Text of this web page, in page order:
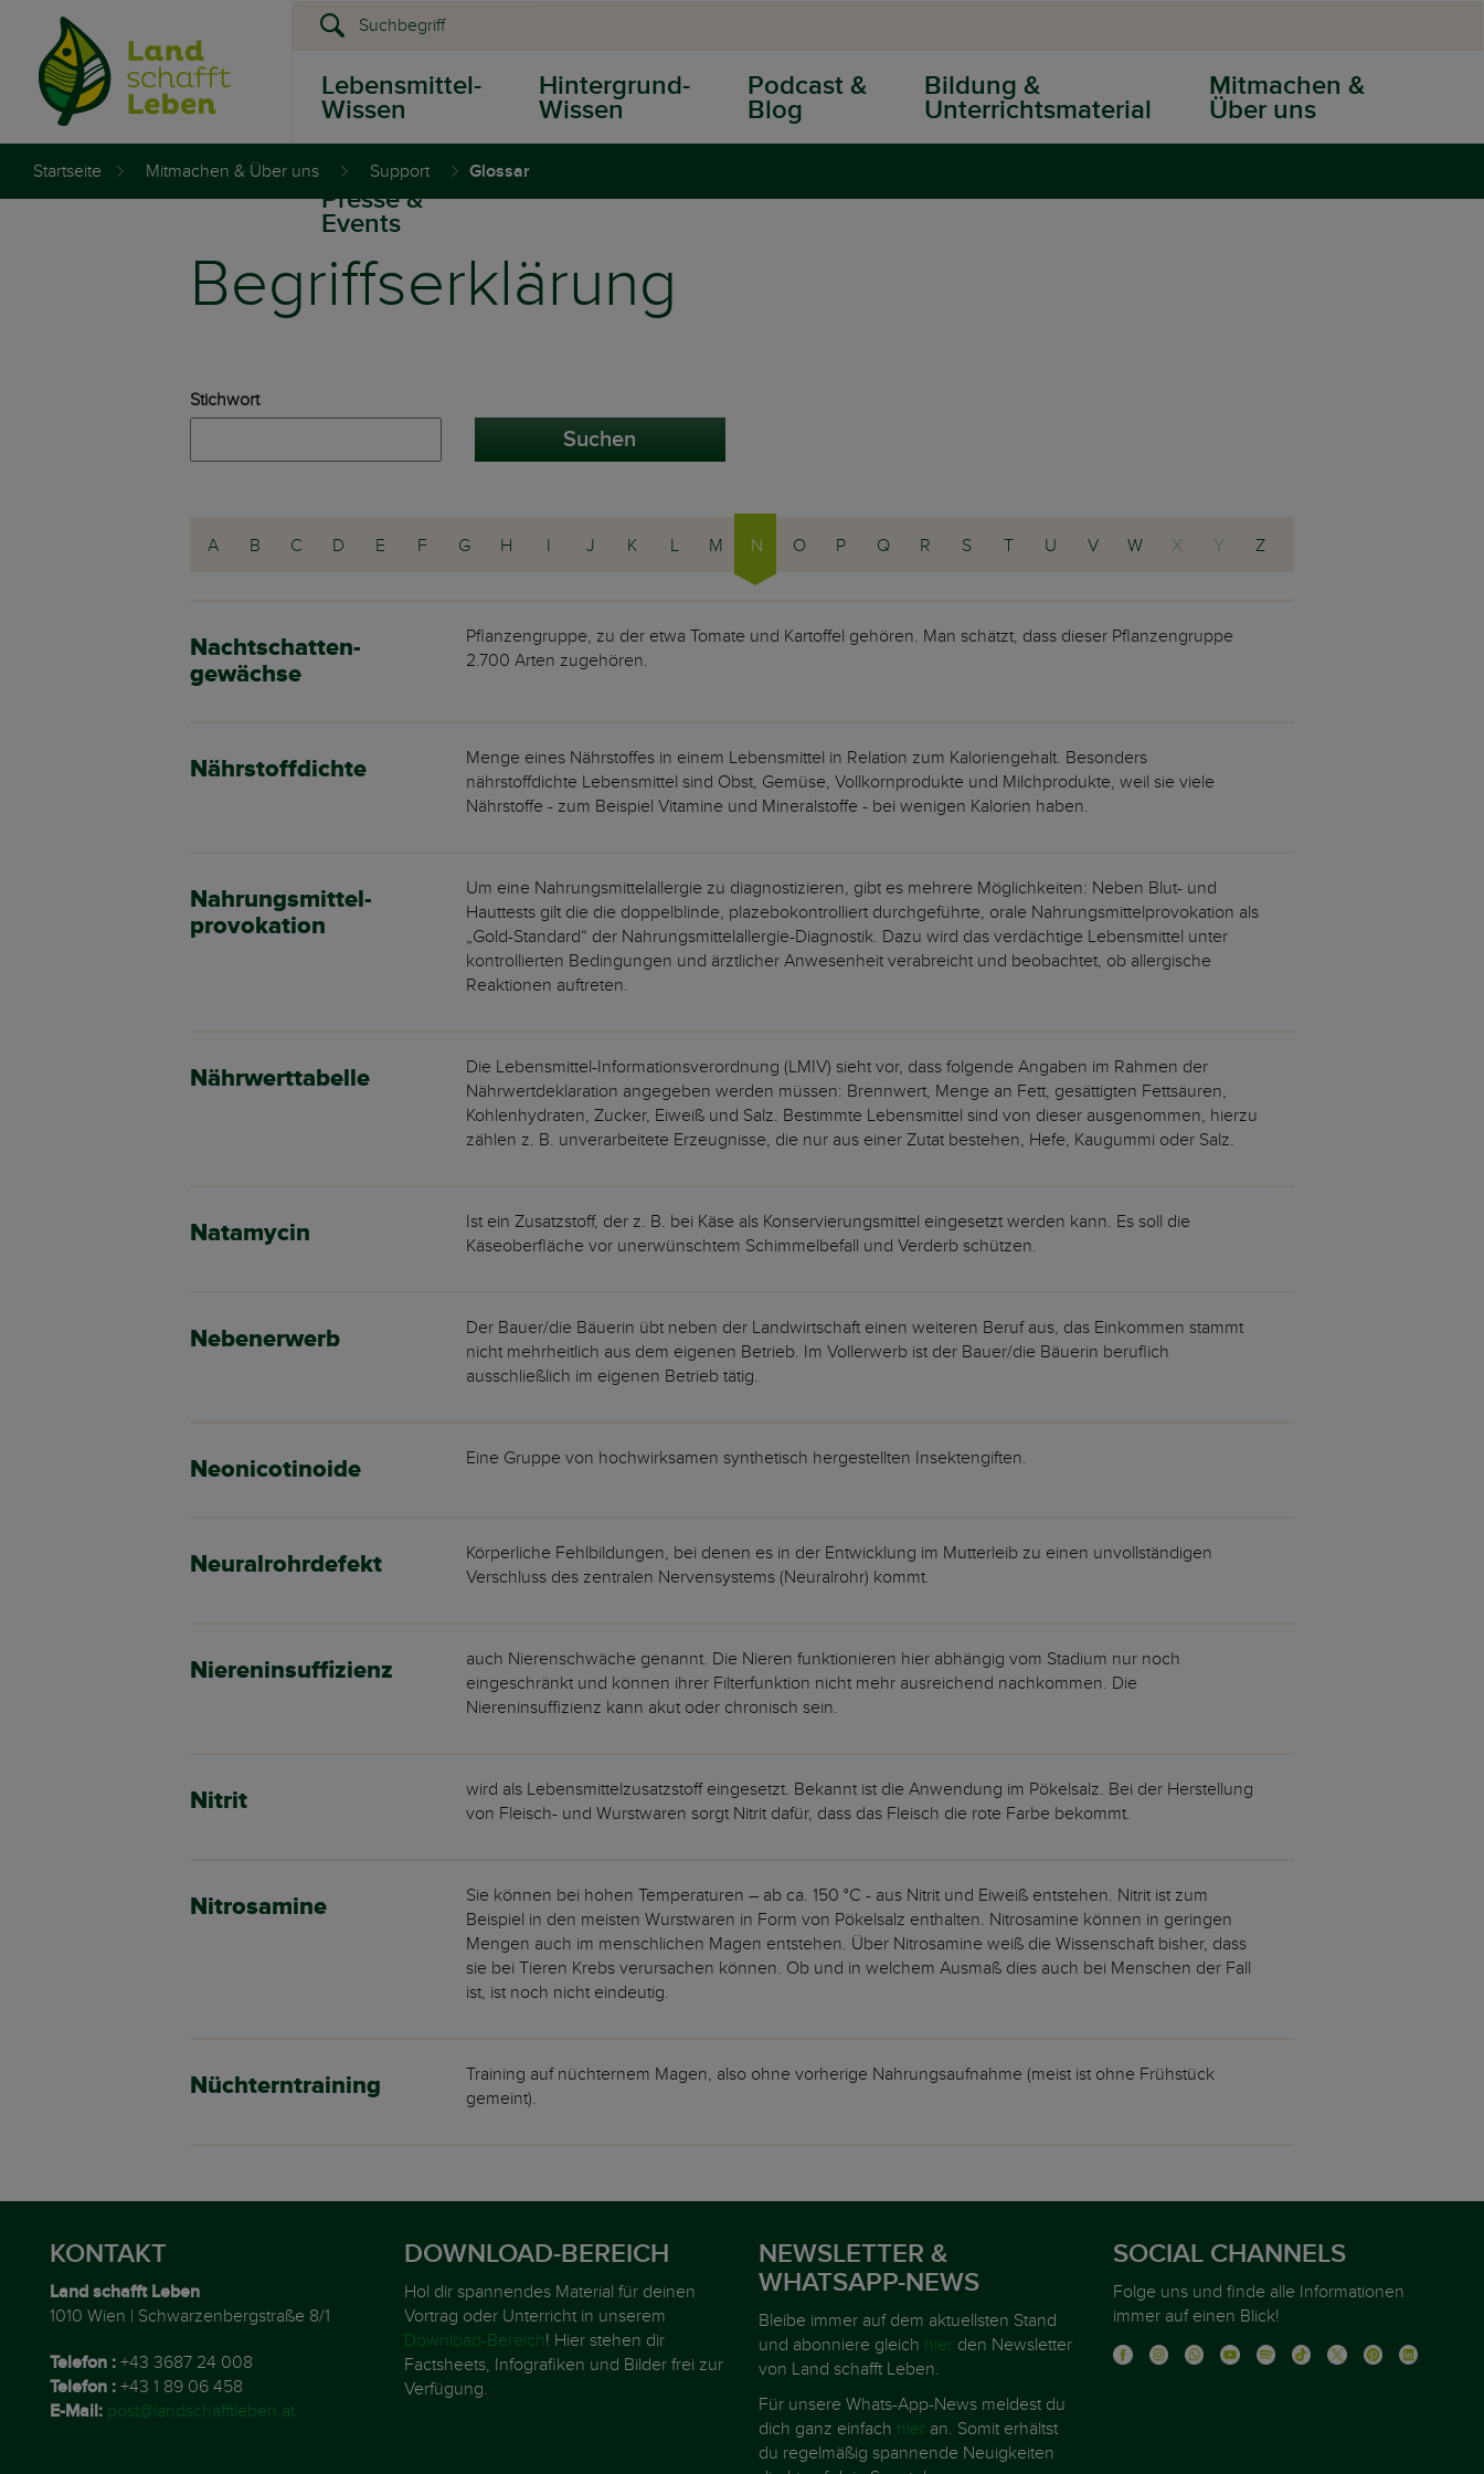
Lebensmittel-
Wissen
Hintergrund-
Wissen
Podcast &
Blog
Bildung &
Unterrichtsmaterial
Mitmachen &
Über uns
Presse &
Events
Startseite Mitmachen & Über uns Support Glossar
Begriffserklärung
Stichwort
Suchen
A B C D E F G H I J K L M N O P Q R S T U V W X Y Z
Nachtschatten-
gewächse
Pflanzengruppe, zu der etwa Tomate und Kartoffel gehören. Man schätzt, dass dieser Pflanzengruppe
2.700 Arten zugehören.
Nährstoffdichte
Menge eines Nährstoffes in einem Lebensmittel in Relation zum Kaloriengehalt. Besonders
nährstoffdichte Lebensmittel sind Obst, Gemüse, Vollkornprodukte und Milchprodukte, weil sie viele
Nährstoffe - zum Beispiel Vitamine und Mineralstoffe - bei wenigen Kalorien haben.
Nahrungsmittel-
provokation
Um eine Nahrungsmittelallergie zu diagnostizieren, gibt es mehrere Möglichkeiten: Neben Blut- und
Hauttests gilt die die doppelblinde, plazebokontrolliert durchgeführte, orale Nahrungsmittelprovokation als
„Gold-Standard“ der Nahrungsmittelallergie-Diagnostik. Dazu wird das verdächtige Lebensmittel unter
kontrollierten Bedingungen und ärztlicher Anwesenheit verabreicht und beobachtet, ob allergische
Reaktionen auftreten.
Nährwerttabelle
Die Lebensmittel-Informationsverordnung (LMIV) sieht vor, dass folgende Angaben im Rahmen der
Nährwertdeklaration angegeben werden müssen: Brennwert, Menge an Fett, gesättigten Fettsäuren,
Kohlenhydraten, Zucker, Eiweiß und Salz. Bestimmte Lebensmittel sind von dieser ausgenommen, hierzu
zählen z. B. unverarbeitete Erzeugnisse, die nur aus einer Zutat bestehen, Hefe, Kaugummi oder Salz.
Natamycin
Ist ein Zusatzstoff, der z. B. bei Käse als Konservierungsmittel eingesetzt werden kann. Es soll die
Käseoberfläche vor unerwünschtem Schimmelbefall und Verderb schützen.
Nebenerwerb
Der Bauer/die Bäuerin übt neben der Landwirtschaft einen weiteren Beruf aus, das Einkommen stammt
nicht mehrheitlich aus dem eigenen Betrieb. Im Vollerwerb ist der Bauer/die Bäuerin beruflich
ausschließlich im eigenen Betrieb tätig.
Neonicotinoide Eine Gruppe von hochwirksamen synthetisch hergestellten Insektengiften.
Neuralrohrdefekt
Körperliche Fehlbildungen, bei denen es in der Entwicklung im Mutterleib zu einen unvollständigen
Verschluss des zentralen Nervensystems (Neuralrohr) kommt.
Niereninsuffizienz
auch Nierenschwäche genannt. Die Nieren funktionieren hier abhängig vom Stadium nur noch
eingeschränkt und können ihrer Filterfunktion nicht mehr ausreichend nachkommen. Die
Niereninsuffizienz kann akut oder chronisch sein.
Nitrit
wird als Lebensmittelzusatzstoff eingesetzt. Bekannt ist die Anwendung im Pökelsalz. Bei der Herstellung
von Fleisch- und Wurstwaren sorgt Nitrit dafür, dass das Fleisch die rote Farbe bekommt.
Nitrosamine
Sie können bei hohen Temperaturen – ab ca. 150 °C - aus Nitrit und Eiweiß entstehen. Nitrit ist zum
Beispiel in den meisten Wurstwaren in Form von Pökelsalz enthalten. Nitrosamine können in geringen
Mengen auch im menschlichen Magen entstehen. Über Nitrosamine weiß die Wissenschaft bisher, dass
sie bei Tieren Krebs verursachen können. Ob und in welchem Ausmaß dies auch bei Menschen der Fall
ist, ist noch nicht eindeutig.
Nüchterntraining
Training auf nüchternem Magen, also ohne vorherige Nahrungsaufnahme (meist ist ohne Frühstück
gemeint).
KONTAKT
Land schafft Leben
1010 Wien | Schwarzenbergstraße 8/1
Telefon : +43 3687 24 008
Telefon : +43 1 89 06 458
E-Mail: post@landschafftleben.at
DOWNLOAD-BEREICH
Hol dir spannendes Material für deinen
Vortrag oder Unterricht in unserem
Download-Bereich! Hier stehen dir
Factsheets, Infografiken und Bilder frei zur
Verfügung.
NEWSLETTER &
WHATSAPP-NEWS
Bleibe immer auf dem aktuellsten Stand
und abonniere gleich hier den Newsletter
von Land schafft Leben.
Für unsere Whats-App-News meldest du
dich ganz einfach hier an. Somit erhältst
du regelmäßig spannende Neuigkeiten
SOCIAL CHANNELS
Folge uns und finde alle Informationen
immer auf einen Blick!